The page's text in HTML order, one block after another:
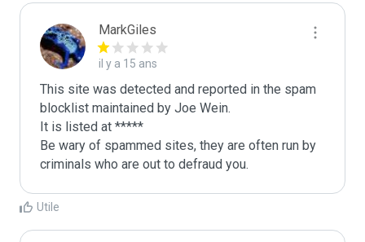
MarkGiles
il y a 15 ans
This site was detected and reported in the spam
blocklist maintained by Joe Wein.
It is listed at *****
Be wary of spammed sites, they are often run by
criminals who are out to defraud you.
Utile